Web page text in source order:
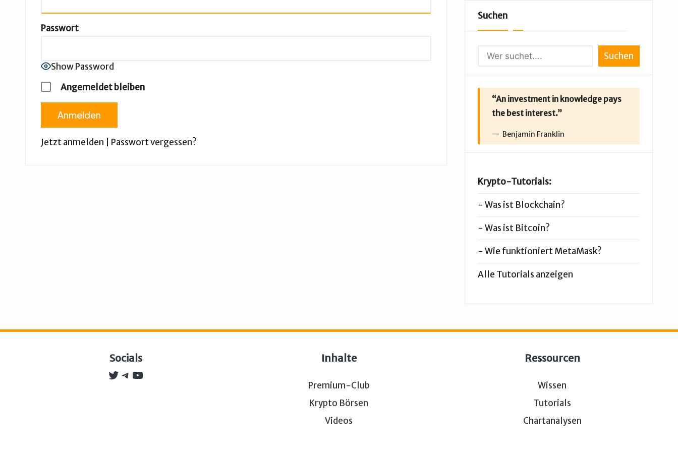
Passwort
Show Password
Angemeldet bleiben
Jetzt anmelden Passwort vergessen?
Suchen
Suchen
“An investment in knowledge pays
the best interest.”
Benjamin Franklin
Krypto-Tutorials:
- Was ist Blockchain?
- Was ist Bitcoin?
- Wie funktioniert MetaMask?
Alle Tutorials anzeigen
Socials
Twitter
Telegram
YouTube
Inhalte
Premium-Club
Krypto Börsen
Videos
Ressourcen
Wissen
Tutorials
Chartanalysen